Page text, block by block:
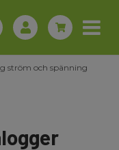
ström och spänning